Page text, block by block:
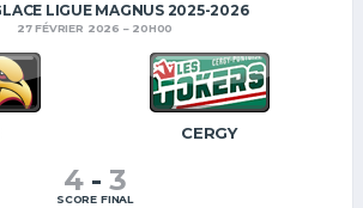
LIGUE MAGNUS 2025-2026
27 FÉVRIER 2026 20H00
CERGY
4 - 3
SCORE FINAL